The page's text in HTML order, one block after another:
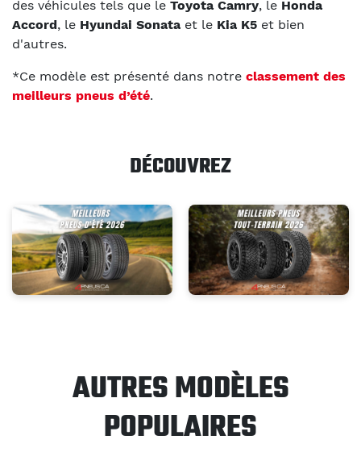
des véhicules tels que le Toyota Camry, le Honda
Accord, le Hyundai Sonataet le Kia K5 et bien
d'autres.
*Ce modèle est présenté dans notre classement des
meilleurs pneus d’été.
DÉCOUVREZ
AUTRES MODÈLES
POPULAIRES